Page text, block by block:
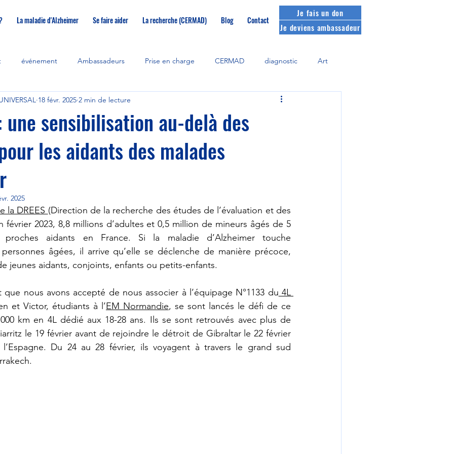
La maladie d'Alzheimer Se faire aider La recherche (CERMAD) Blog Contact
Je fais un don
Je deviens ambassadeur
événement Ambassadeurs Prise en charge CERMAD diagnostic Art
aidants accueil de jour
une sensibilisation au-delà des
les aidants des malades
18 févr. 2025 2 min de lecture
2025
la DREES (Direction de la recherche des études de l’évaluation et des
février 2023, 8,8 millions d’adultes et 0,5 million de mineurs âgés de 5
aidants en France. Si la maladie d’Alzheimer touche
âgées, il arrive qu’elle se déclenche de manière précoce,
jeunes aidants, conjoints, enfants ou petits-enfants.
que nous avons accepté de nous associer à l’équipage N°1133 du 4L
et Victor, étudiants à l’EM Normandie, se sont lancés le défi de ce
km en 4L dédié aux 18-28 ans. Ils se sont retrouvés avec plus de
le 19 février avant de rejoindre le détroit de Gibraltar le 22 février
l’Espagne. Du 24 au 28 février, ils voyagent à travers le grand sud